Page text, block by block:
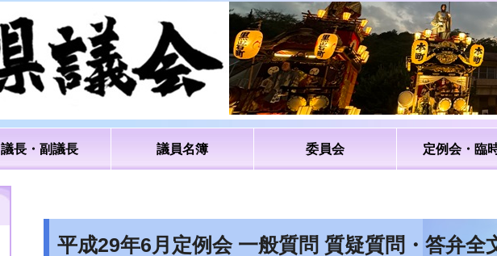
議長・副議長 議員名簿 委員会 定例会・臨
平成29年6月定例会 一般質問 質疑質問・答弁全